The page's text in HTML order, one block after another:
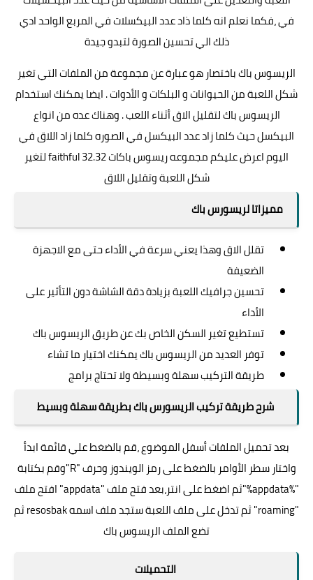
في ،فكما نعلم انه كلما ذاد عدد البيكسلات في المربع الواحد ادي
ذلك الي تحسين الصورة لتبدو جيدة
الريسوس باك باختصار هو عبارة عن مجموعة من الملفات التي تغير
شكل اللعبة من الحيوانات و البلكات و الأدوات . ايضا يمكنك استخدام
الريسوس باك لتقليل الاق أثناء اللعب . وهناك عده من انواع
البيكسل حيث كلما زاد عدد البيكسل في الصوره كلما زاد اللاق في
اليوم اعرض عليكم مجموعه ريسوس باكات faithful 32.32 لتغير
شكل اللعبة وتقليل اللاق
مميزاتا لريسورس باك
تقلل الاق وهذا يعني سرعة في الأداء حتى مع الاجهزة
الضعيفة
تحسين جرافيك اللعبة بزيادة دقة الشاشة دون التأثير على
الأداء
تستطيع تغير السكن الخاص بك عن طريق الريسوس باك
توفر العديد من الريسوس باك يمكنك اختيار ما تشاء
طريقة التركيب سهلة وبسيطة ولا تحتاج برامج
شرح طريقة تركيب الريسورس باك بطريقة سهلة وبسيط
بعد تحميل الملفات أسفل الموضوع ،قم بالضغط علي قائمة ابدأ
واختار سطر الأوامر بالضغط على رمز الويندوز وحرف "R"وقم بكتابة
"%appdata%"ثم اضغط على انتر،بعد فتح ملف "appdata" افتح ملف
"roaming" ثم تدخل على ملف اللعبة ستجد ملف اسمه resosbak ثم
تضع الملف الريسوس باك
التحميلات